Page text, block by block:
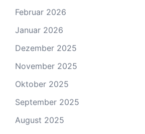
Februar 2026
Januar 2026
Dezember 2025
November 2025
Oktober 2025
September 2025
August 2025